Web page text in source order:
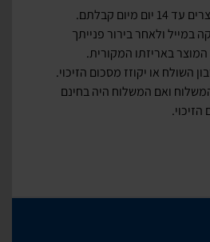
קבלתם.
במייל ולאחר בירור פנייתך
המוצר באריזתו המקורית.
השולח או יקוזז מסכום הזיכוי.
ואם המשלוח היה בחינם